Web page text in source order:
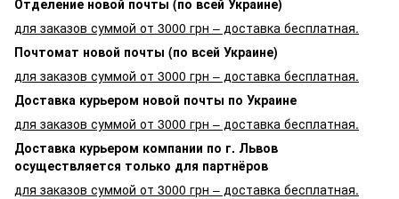
для заказов суммой от 3000 грн – доставка бесплатная.
Почтомат новой почты (по всей Украине)
для заказов суммой от 3000 грн – доставка бесплатная.
Доставка курьером новой почты по Украине
для заказов суммой от 3000 грн – доставка бесплатная.
Доставка курьером компании по г. Львов
осуществляется только для партнёров
для заказов суммой от 3000 грн – доставка бесплатная.